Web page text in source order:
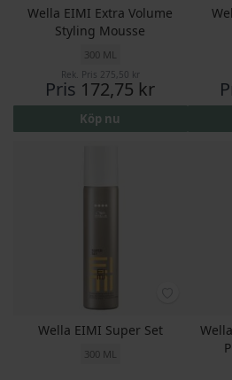
Wella EIMI Extra Volume
Styling Mousse
300 ML
Rek. Pris 275,50 kr
Pris 172,75 kr
Köp nu
Wella EIMI Super Set
300 ML